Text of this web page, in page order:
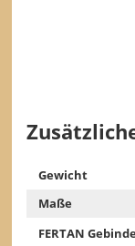
Gewicht
Maße
FERTAN